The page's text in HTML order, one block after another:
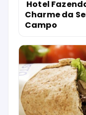
Hotel
Charme da
Campo